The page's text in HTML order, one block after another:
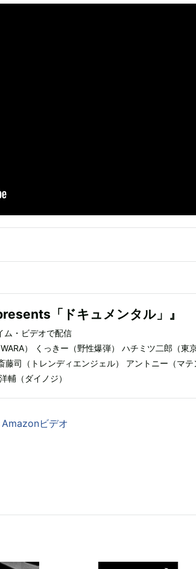
「ドキュメンタル」』
ム・ビデオで配信
） くっきー（野性爆弾） ハチミツ二郎（東
司（トレンディエンジェル） アントニー（マテ
輔（ダイノジ）
ビデオ